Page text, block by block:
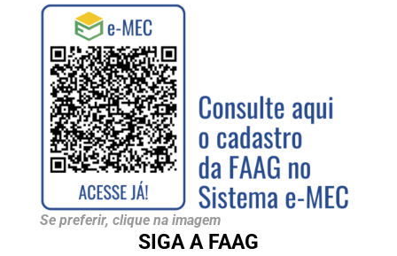
Se preferir, clique na imagem
SIGA A FAAG